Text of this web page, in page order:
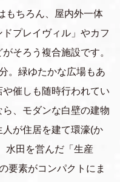
もちろん、屋内外一体
プレイヴィル」やカフ
そろう複合施設です。
。緑ゆたかな広場もあ
催しも随時行われてい
、モダンな白壁の建物
が住居を建て環濠(か
水田を営んだ「生産
要素がコンパクトにま